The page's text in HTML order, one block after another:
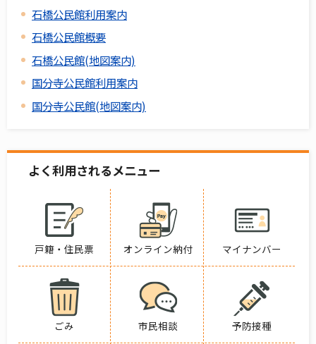
石橋公民館利用案内
石橋公民館概要
石橋公民館(地図案内)
国分寺公民館利用案内
国分寺公民館(地図案内)
よく利用されるメニュー
戸籍・住民票 オンライン納付 マイナンバー
ごみ 市民相談 予防接種